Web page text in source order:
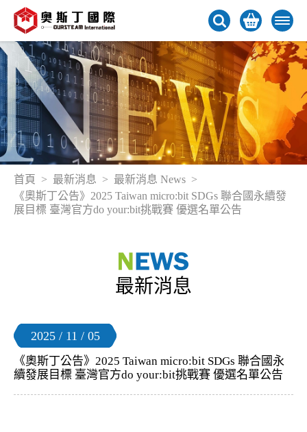
首頁 最新消息
最新消息 News
《奧斯丁公告》2025 Taiwan micro:bit SDGs 聯合國永續發
展目標 臺灣官方do your:bit挑戰賽 優選名單公告
最新消息
2025 / 11 / 05
《奧斯丁公告》2025 Taiwan micro:bit SDGs 聯合國永
續發展目標 臺灣官方do your:bit挑戰賽 優選名單公告